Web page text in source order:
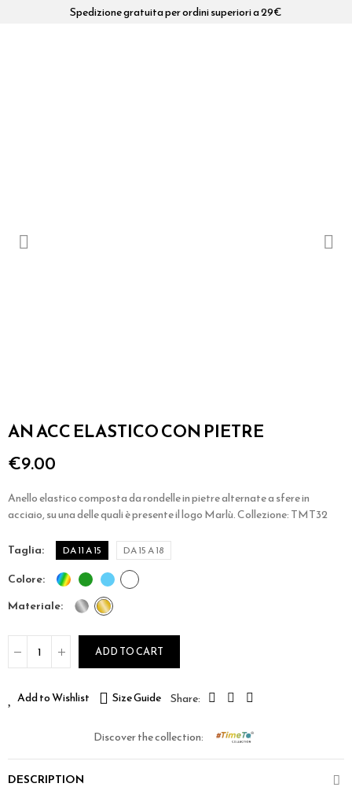
Spedizione gratuita per ordini superiori a 29€
AN ACC ELASTICO CON PIETRE
€9.00
Anello elastico composta da rondelle in pietre alternate a sfere in
acciaio, su una delle quali è presente il logo Marlù. Collezione: TMT32
taglia DA 11 A 15 DA 15 A 18
colore
materiale
ADD TO CART
Add to Wishlist Size Guide
Discover the collection:
DESCRIPTION